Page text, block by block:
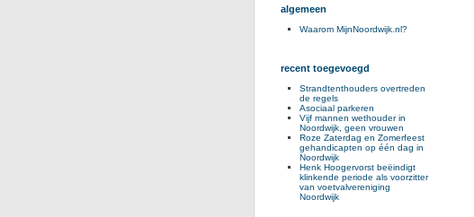
algemeen
Waarom MijnNoordwijk.nl?
recent toegevoegd
Strandtenthouders overtreden
de regels
Asociaal parkeren
Vijf mannen wethouder in
Noordwijk, geen vrouwen
Roze Zaterdag en Zomerfeest
gehandicapten op één dag in
Noordwijk
Henk Hoogervorst beëindigt
klinkende periode als voorzitter
van voetvalvereniging
Noordwijk